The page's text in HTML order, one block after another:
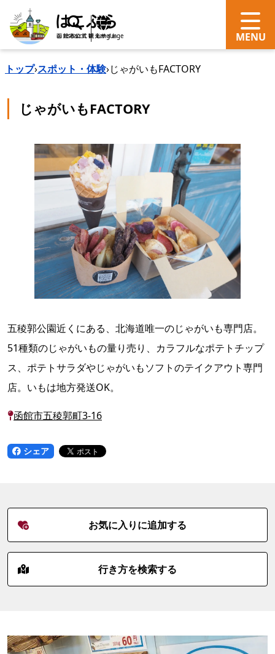
search Language
トップ›スポット・体験›じゃがいもFACTORY
じゃがいもFACTORY
五稜郭公園近くにある、北海道唯一のじゃがいも専門店。
51種類のじゃがいもの量り売り、カラフルなポテトチップ
ス、ポテトサラダやじゃがいもソフトのテイクアウト専門
店。いもは地方発送OK。
函館市五稜郭町3-16
シェア
お気に入りに追加する
行き方を検索する